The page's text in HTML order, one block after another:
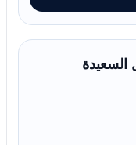
السعيدة